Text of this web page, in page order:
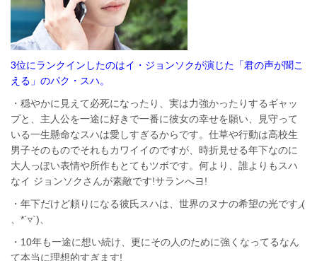
3位にランクインしたのはイ・ジョンソクが演じた「君の声が聞こ
える」のパク・スハ。
・穏やかに見えて必死になったり、実は力強かったりするギャッ
プと、主人公を一途に好きで一番に彼女の幸せを願い、見守って
いる一生懸命なスハは愛しすぎるからです。仕草や行動は高校生
男子そのものでそれもカワイイのですが、時折見せる年下なのに
大人っぽい表情や所作もとてもツボです。何より、誰よりもスハ
なイ ジョンソクさんが素敵です!サランへヨ!
・年下だけど頼りになる彼氏スハは、世界のヌナの希望の光です◞(
、*´▿`)、
・10年も一途に想い続け、更にその人のために強くなってるなん
て本当に理想的すぎます!